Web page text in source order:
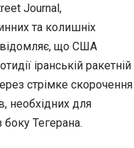
Journal,
та колишніх
що США
іранській ракетній
стрімке скорочення
необхідних для
боку Тегерана.